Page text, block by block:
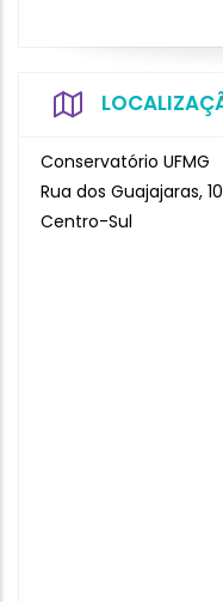
Conservatório UFMG
Rua dos Guajajaras,
Centro-Sul